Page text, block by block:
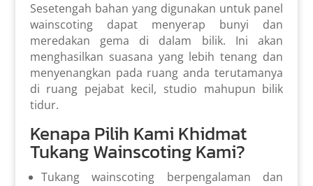
Sesetengah bahan yang digunakan untuk panel
wainscoting dapat menyerap bunyi dan
meredakan gema di dalam bilik. Ini akan
menghasilkan suasana yang lebih tenang dan
menyenangkan pada ruang anda terutamanya
di ruang pejabat kecil, studio mahupun bilik
tidur.
Kenapa Pilih Kami Khidmat
Tukang Wainscoting Kami?
Tukang wainscoting berpengalaman dan